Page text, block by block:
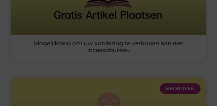
Mogelijkheid om uw vordering te verkopen aan een
incassobureau
BEDRIJVEN